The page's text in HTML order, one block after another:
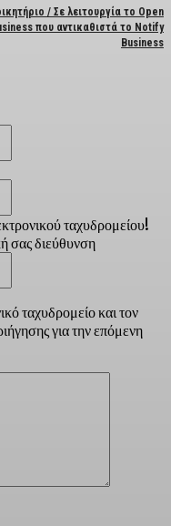
/ Σε λειτουργία το Open
που αντικαθιστά το Notify
Business
ταχυδρομείου!
σας διεύθυνση
ταχυδρομείο και τον
για την επόμενη